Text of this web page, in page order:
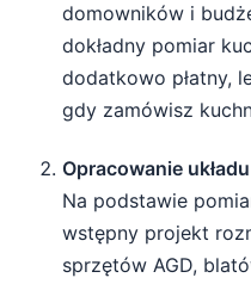
domowników i
dokładny pomiar
dodatkowo płatny,
gdy zamówisz
Opracowanie
Na podstawie
wstępny projekt
sprzętów AGD,